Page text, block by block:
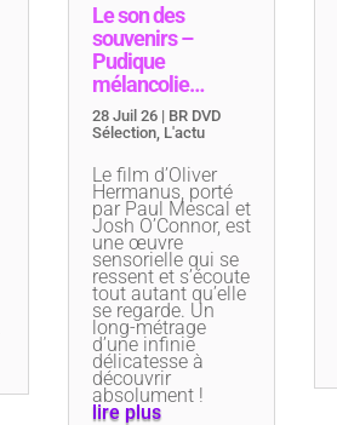
Le son des
souvenirs –
Pudique
mélancolie…
28 Juil 26| BR DVD
Sélection, L'actu
Le film d’Oliver
Hermanus, porté
par Paul Mescal et
Josh O’Connor, est
une œuvre
sensorielle qui se
ressent et s’écoute
tout autant qu’elle
se regarde. Un
long-métrage
d’une infinie
délicatesse à
découvrir
absolument !
lire plus